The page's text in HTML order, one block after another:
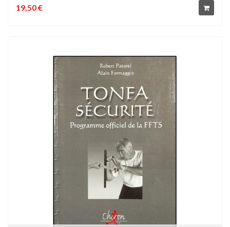
19,50 €